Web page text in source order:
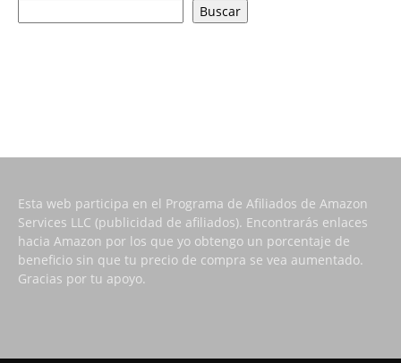
Buscar
Esta web participa en el Programa de Afiliados de Amazon
Services LLC (publicidad de afiliados). Encontrarás enlaces
hacia Amazon por los que yo obtengo un porcentaje de
beneficio sin que tu precio de compra se vea aumentado.
Gracias por tu apoyo.